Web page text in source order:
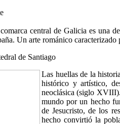
central de Galicia es una
Un arte románico
de Santiago
Las huellas de la
histórico y artístico,
neoclásica (siglo
mundo por un hecho
de Jesucristo, de los
hecho convirtió la